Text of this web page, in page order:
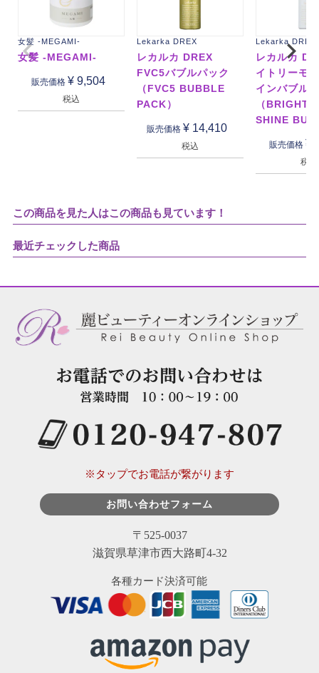
女髪 -MEGAMI-
女髪 -MEGAMI-
販売価格 ¥ 9,504
税込
Lekarka DREX
レカルカ DREX
FVC5バブルパック
（FVC5 BUBBLE
PACK）
販売価格 ¥ 14,410
税込
Lekarka DREX
レカルカ
イトリーモ
インバブル
（
SHINE
販売価格 ¥
税込
この商品を見た人はこの商品も見ています！
最近チェックした商品
※タップでお電話が繋がります
お問い合わせフォーム
〒525-0037
滋賀県草津市西大路町4-32
各種カード決済可能